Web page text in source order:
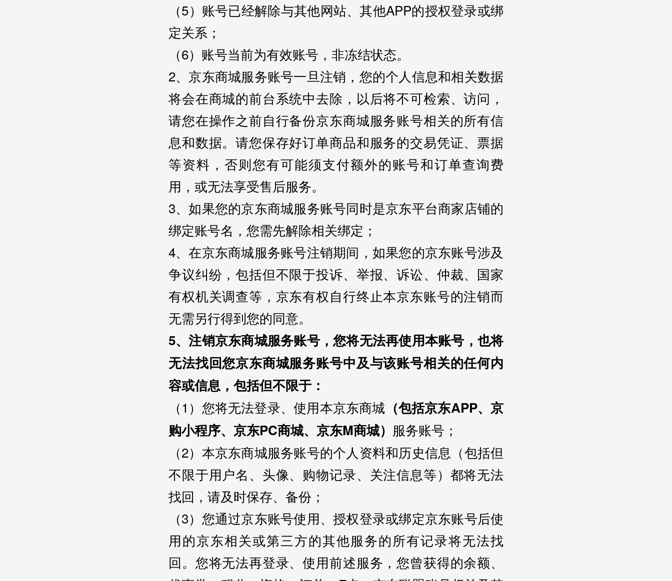
（5）账号已经解除与其他网站、其他APP的授权登录或绑
定关系；
（6）账号当前为有效账号，非冻结状态。
2、京东商城服务账号一旦注销，您的个人信息和相关数据
将会在商城的前台系统中去除，以后将不可检索、访问，
请您在操作之前自行备份京东商城服务账号相关的所有信
息和数据。请您保存好订单商品和服务的交易凭证、票据
等资料，否则您有可能须支付额外的账号和订单查询费
用，或无法享受售后服务。
3、如果您的京东商城服务账号同时是京东平台商家店铺的
绑定账号名，您需先解除相关绑定；
4、在京东商城服务账号注销期间，如果您的京东账号涉及
争议纠纷，包括但不限于投诉、举报、诉讼、仲裁、国家
有权机关调查等，京东有权自行终止本京东账号的注销而
无需另行得到您的同意。
5、注销京东商城服务账号，您将无法再使用本账号，也将
无法找回您京东商城服务账号中及与该账号相关的任何内
容或信息，包括但不限于：
（1）您将无法登录、使用本京东商城 （包括京东APP、京
购小程序、京东PC商城、京东M商城） 服务账号；
（2）本京东商城服务账号的个人资料和历史信息（包括但
不限于用户名、头像、购物记录、关注信息等）都将无法
找回，请及时保存、备份；
（3）您通过京东账号使用、授权登录或绑定京东账号后使
用的京东相关或第三方的其他服务的所有记录将无法找
回。您将无法再登录、使用前述服务，您曾获得的余额、